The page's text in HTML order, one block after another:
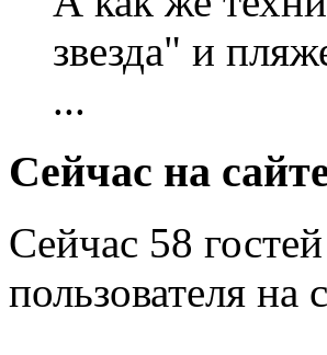
звезда" и
...
Сейчас на
Сейчас 58
пользователя на